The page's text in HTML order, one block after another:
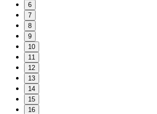
6
7
8
9
10
11
12
13
14
15
16